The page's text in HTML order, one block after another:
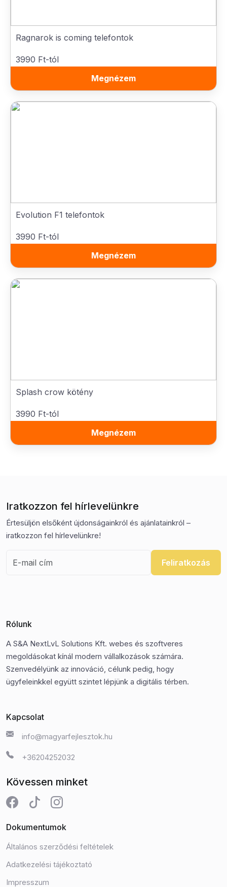
Ragnarok is coming telefontok
3990 Ft-tól
Megnézem
Evolution F1 telefontok
3990 Ft-tól
Megnézem
Splash crow kötény
3990 Ft-tól
Megnézem
Iratkozzon fel hírlevelünkre
Értesüljön elsőként újdonságainkról és ajánlatainkról –
iratkozzon fel hírlevelünkre!
Feliratkozás
Rólunk
A S&A NextLvL Solutions Kft. webes és szoftveres
megoldásokat kínál modern vállalkozások számára.
Szenvedélyünk az innováció, célunk pedig, hogy
ügyfeleinkkel együtt szintet lépjünk a digitális térben.
Kapcsolat
info@magyarfejlesztok.hu
+36204252032
Kövessen minket
Dokumentumok
Általános szerződési feltételek
Adatkezelési tájékoztató
Impresszum